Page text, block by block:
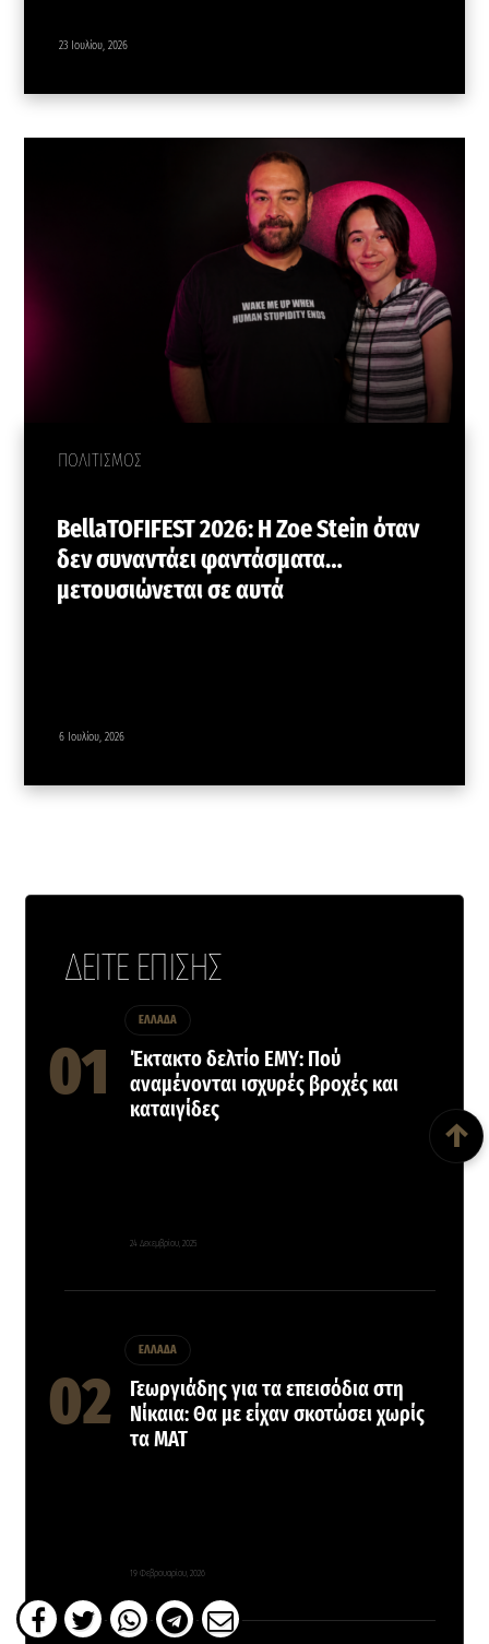
23 Ιουλίου, 2026
ΠΟΛΙΤΙΣΜΟΣ
BellaTOFIFEST 2026: H Zoe Stein όταν
δεν συναντάει φαντάσματα…
μετουσιώνεται σε αυτά
6 Ιουλίου, 2026
ΔΕΙΤΕ ΕΠΙΣΗΣ
ΕΛΛΑΔΑ
Έκτακτο δελτίο ΕΜΥ: Πού
αναμένονται ισχυρές βροχές και
καταιγίδες
24 Δεκεμβρίου, 2025
ΕΛΛΑΔΑ
Γεωργιάδης για τα επεισόδια στη
Νίκαια: Θα με είχαν σκοτώσει χωρίς
τα ΜΑΤ
19 Φεβρουαρίου, 2026
↑